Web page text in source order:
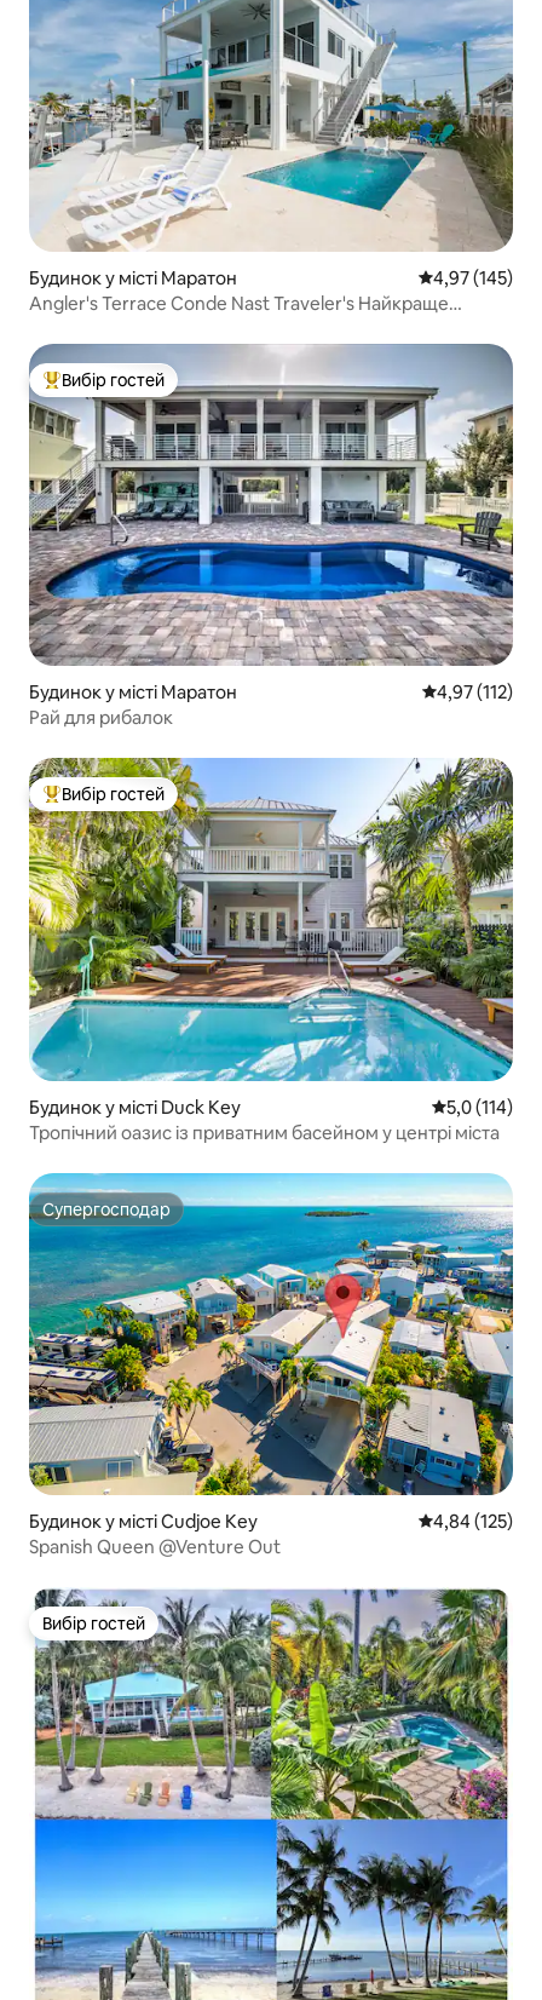
Будинок у місті Маратон Середня
4,97 (145)
Angler's Terrace Conde Nast Traveler's Найкраще
Топ вибір гостей
Вибір гостей
Будинок у місті Маратон Середня
4,97 (112)
Рай для рибалок
Топ вибір гостей
Вибір гостей
Будинок у місті Duck Key Середня
5,0 (114)
Тропічний оазис із приватним басейном у центрі міста
Супергосподар
Супергосподар
Будинок у місті Cudjoe Key Середня
4,84 (125)
Spanish Queen @Venture Out
Вибір гостей
Вибір гостей